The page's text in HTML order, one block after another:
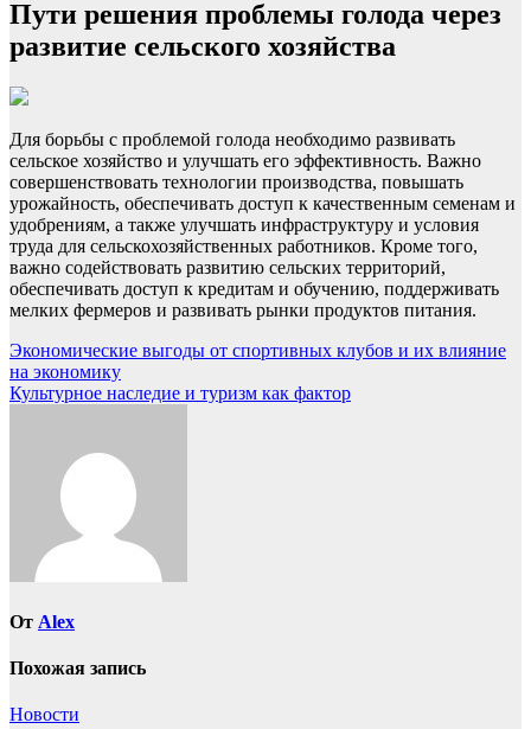
Пути решения проблемы голода через
развитие сельского хозяйства
Для борьбы с проблемой голода необходимо развивать
сельское хозяйство и улучшать его эффективность. Важно
совершенствовать технологии производства, повышать
урожайность, обеспечивать доступ к качественным семенам и
удобрениям, а также улучшать инфраструктуру и условия
труда для сельскохозяйственных работников. Кроме того,
важно содействовать развитию сельских территорий,
обеспечивать доступ к кредитам и обучению, поддерживать
мелких фермеров и развивать рынки продуктов питания.
Навигация
по
Экономические выгоды от спортивных клубов и их влияние
на экономику
Культурное наследие и туризм как фактор
От Alex
Похожая запись
Новости